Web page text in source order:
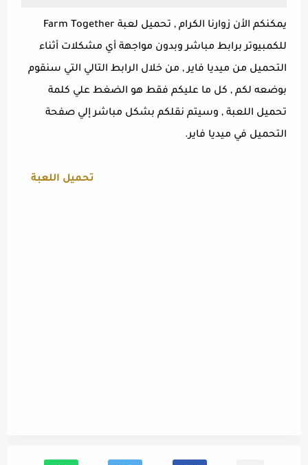
يمكنكم الأن زوارنا الكرام , تحميل لعبة Farm Together
للكمبيوتر برابط مباشر وبدون مواجهة أي مشكلات أثناء
التحميل من ميديا فاير , من خلال الرابط التالي التي سنقوم
بوضعه لكم , كل ما عليكم فقط هو الضغط علي كلمة
تحميل اللعبة , وسيتم نقلكم بشكل مباشر إلي صفحة
التحميل في ميديا فاير.
تحميل اللعبة